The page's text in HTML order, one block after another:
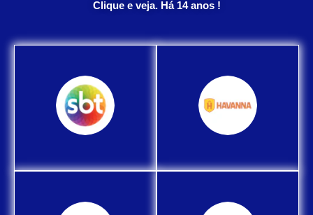
Clique e veja. Há 14 anos !